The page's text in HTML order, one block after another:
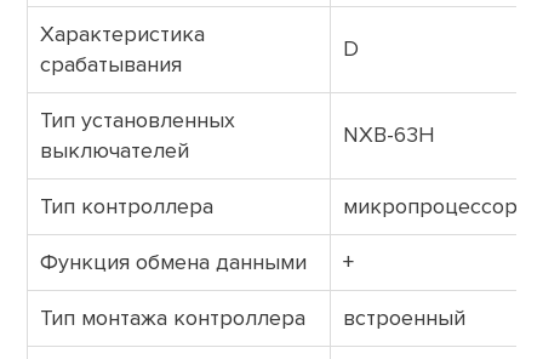
Характеристика
срабатывания
D
Тип установленных
выключателей
NXB-63H
Тип контроллера
Функция обмена данными +
Тип монтажа контроллера встроенный